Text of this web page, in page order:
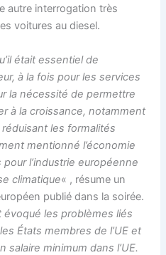
autre interrogation très
voitures au diesel.
était essentiel de
à la fois pour les services
la nécessité de permettre
à la croissance, notamment
les formalités
mentionné l’économie
l’industrie européenne
climatique« , résume un
publié dans la soirée.
évoqué les problèmes liés
États membres de l’UE et
salaire minimum dans l’UE.